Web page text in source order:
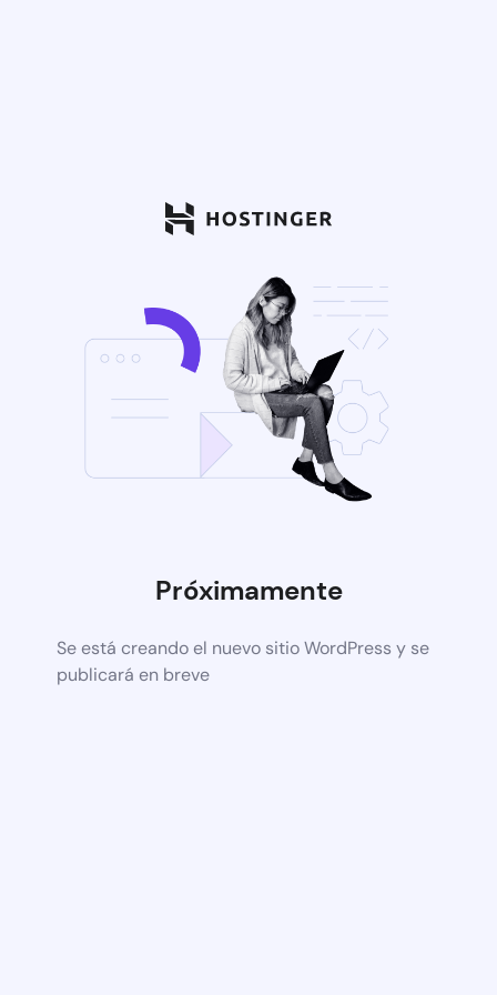
Próximamente
Se está creando el nuevo sitio WordPress y se
publicará en breve